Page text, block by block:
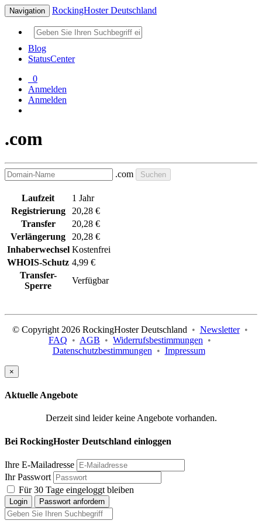
Navigation RockingHoster Deutschland
Blog
StatusCenter
0
Anmelden
Anmelden
.com
.com Suchen
Laufzeit
1 Jahr
Registrierung
20,28 €
Transfer
20,28 €
Verlängerung
20,28 €
Inhaberwechsel Kostenfrei
WHOIS-Schutz 4,99 €
Transfer-
Sperre
Verfügbar
© Copyright 2026 RockingHoster Deutschland • Newsletter •
FAQ • AGB • Widerrufsbestimmungen •
Datenschutzbestimmungen • Impressum
×
Aktuelle Angebote
Derzeit sind leider keine Angebote vorhanden.
Bei RockingHoster Deutschland einloggen
Ihre E-Mailadresse
Ihr Passwort
Für 30 Tage eingeloggt bleiben
Login Passwort anfordern